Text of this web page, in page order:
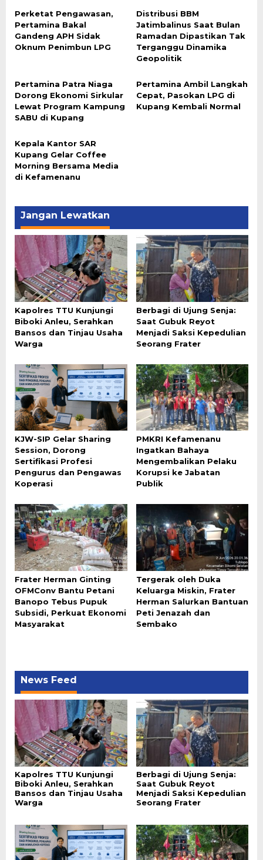
Perketat Pengawasan,
Pertamina Bakal
Gandeng APH Sidak
Oknum Penimbun LPG
Distribusi BBM
Jatimbalinus Saat Bulan
Ramadan Dipastikan Tak
Terganggu Dinamika
Geopolitik
Pertamina Patra Niaga
Dorong Ekonomi Sirkular
Lewat Program Kampung
SABU di Kupang
Pertamina Ambil Langkah
Cepat, Pasokan LPG di
Kupang Kembali Normal
Kepala Kantor SAR
Kupang Gelar Coffee
Morning Bersama Media
di Kefamenanu
Jangan Lewatkan
Kapolres TTU Kunjungi
Biboki Anleu, Serahkan
Bansos dan Tinjau Usaha
Warga
Berbagi di Ujung Senja:
Saat Gubuk Reyot
Menjadi Saksi Kepedulian
Seorang Frater
KJW-SIP Gelar Sharing
Session, Dorong
Sertifikasi Profesi
Pengurus dan Pengawas
Koperasi
PMKRI Kefamenanu
Ingatkan Bahaya
Mengembalikan Pelaku
Korupsi ke Jabatan
Publik
Frater Herman Ginting
OFMConv Bantu Petani
Banopo Tebus Pupuk
Subsidi, Perkuat Ekonomi
Masyarakat
Tergerak oleh Duka
Keluarga Miskin, Frater
Herman Salurkan Bantuan
Peti Jenazah dan
Sembako
News Feed
Kapolres TTU Kunjungi
Biboki Anleu, Serahkan
Bansos dan Tinjau Usaha
Warga
Berbagi di Ujung Senja:
Saat Gubuk Reyot
Menjadi Saksi Kepedulian
Seorang Frater